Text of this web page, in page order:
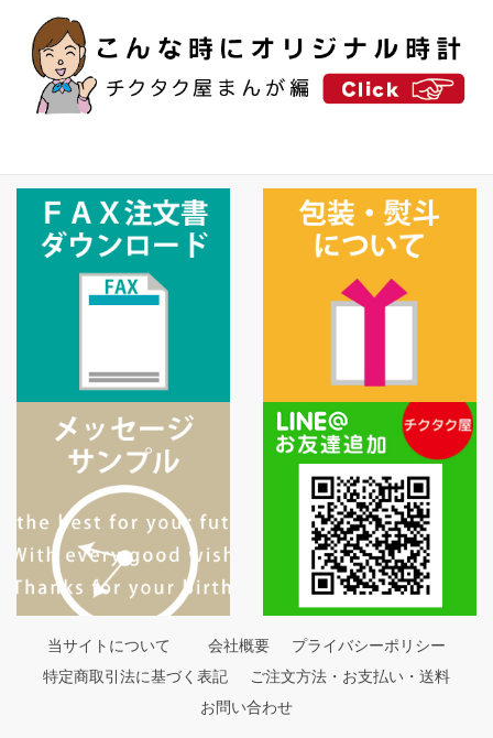
当サイトについて 会社概要
プライバシーポリシー
特定商取引法に基づく表記
ご注文方法・お支払い・送料
お問い合わせ